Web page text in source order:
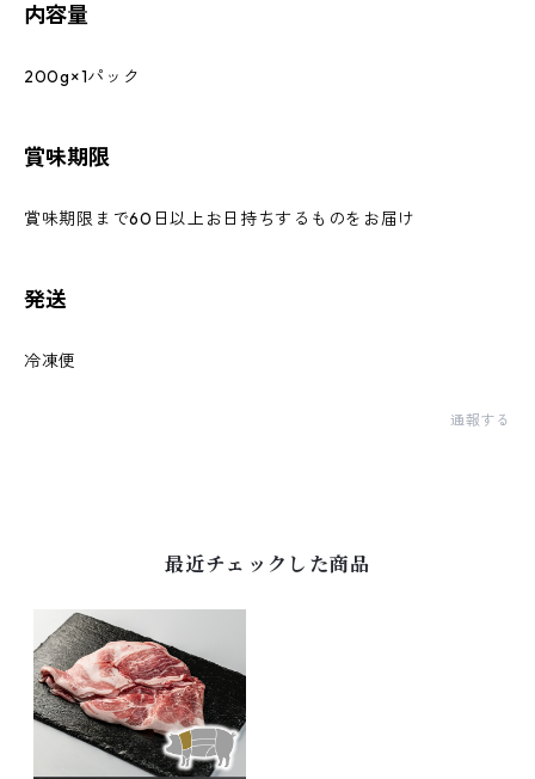
内容量
200g×1パック
賞味期限
賞味期限まで60日以上お日持ちするものをお届け
発送
冷凍便
通報する
最近チェックした商品